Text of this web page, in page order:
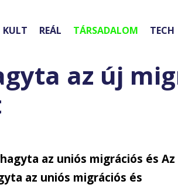
KULT REÁL TÁRSADALOM TECH
az új
az uniós migrációs és Az
az uniós migrációs és